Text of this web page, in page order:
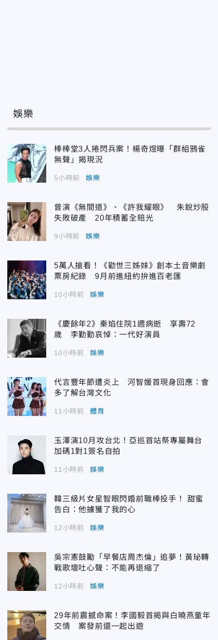
娛樂
棒棒堂3人捲閃兵案！楊奇煜曝「群組鴉雀
無聲」揭現況
5小時前 娛樂
曾演《無間道》、《許我耀眼》 朱銳炒股
失敗破產 20年積蓄全賠光
9小時前 娛樂
5萬人搶看！《勸世三姊妹》創本土音樂劇
票房紀錄 9月前進紐約拚進百老匯
10小時前 娛樂
《慶餘年2》秦焰住院1週病逝 享壽72
歲 李勤勤哀悼：一代好演員
10小時前 娛樂
代言豐年節遭炎上 河智媛首現身回應：會
多了解台灣文化
11小時前 體育
玉澤演10月攻台北！亞巡首站祭專屬舞台
加碼1對1簽名自拍
11小時前 娛樂
韓三級片女星智眼閃婚前職棒投手！ 甜蜜
告白：他擄獲了我的心
12小時前 娛樂
吳宗憲鼓勵「早餐店周杰倫」追夢！黃珌轉
戰歌壇吐心聲：不能再退縮了
12小時前 娛樂
29年前震撼命案！李國毅首揭與白曉燕童年
交情 案發前還一起出遊